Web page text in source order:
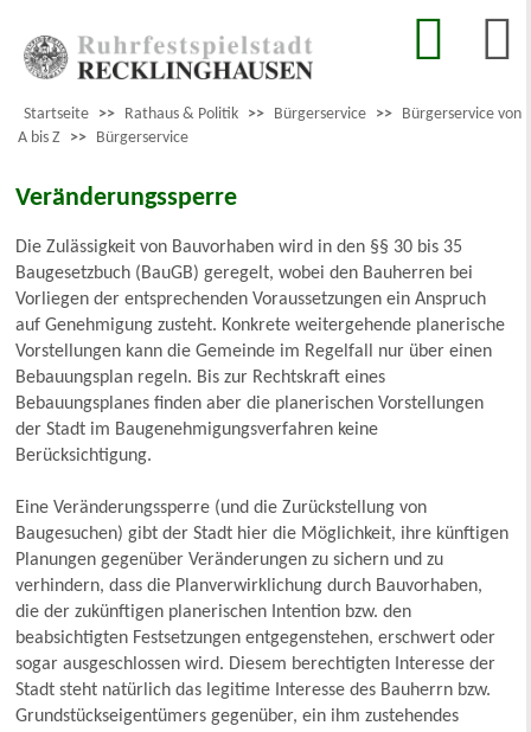
Startseite >> Rathaus & Politik >> Bürgerservice >> Bürgerservice von
A bis Z >> Bürgerservice
Veränderungssperre
Die Zulässigkeit von Bauvorhaben wird in den §§ 30 bis 35
Baugesetzbuch (BauGB) geregelt, wobei den Bauherren bei
Vorliegen der entsprechenden Voraussetzungen ein Anspruch
auf Genehmigung zusteht. Konkrete weitergehende planerische
Vorstellungen kann die Gemeinde im Regelfall nur über einen
Bebauungsplan regeln. Bis zur Rechtskraft eines
Bebauungsplanes finden aber die planerischen Vorstellungen
der Stadt im Baugenehmigungsverfahren keine
Berücksichtigung.
Eine Veränderungssperre (und die Zurückstellung von
Baugesuchen) gibt der Stadt hier die Möglichkeit, ihre künftigen
Planungen gegenüber Veränderungen zu sichern und zu
verhindern, dass die Planverwirklichung durch Bauvorhaben,
die der zukünftigen planerischen Intention bzw. den
beabsichtigten Festsetzungen entgegenstehen, erschwert oder
sogar ausgeschlossen wird. Diesem berechtigten Interesse der
Stadt steht natürlich das legitime Interesse des Bauherrn bzw.
Grundstückseigentümers gegenüber, ein ihm zustehendes